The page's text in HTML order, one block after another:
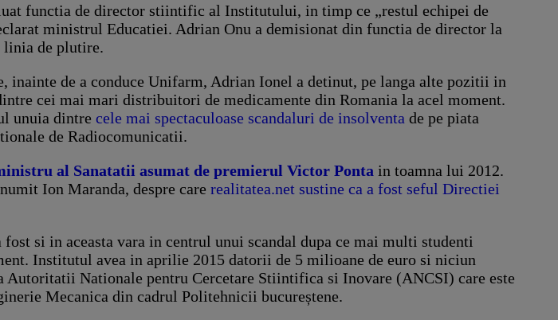
functia de director stiintific al Institutului, in timp ce „restul echipei de
ministrul Educatiei. Adrian Onu a demisionat din functia de director la
linia de plutire.
de a conduce Unifarm, Adrian Ionel a detinut, pe langa alte pozitii in
cei mai mari distribuitori de medicamente din Romania la acel moment.
unuia dintre cele mai spectaculoase scandaluri de insolventa de pe piata
de Radiocomunicatii.
al Sanatatii asumat de premierul Victor Ponta in toamna lui 2012.
Ion Maranda, despre care realitatea.net sustine ca a fost seful Directiei
si in aceasta vara in centrul unui scandal dupa ce mai multi studenti
Institutul avea in aprilie 2015 datorii de 5 milioane de euro si niciun
Nationale pentru Cercetare Stiintifica si Inovare (ANCSI) care este
Mecanica din cadrul Politehnicii bucureștene.